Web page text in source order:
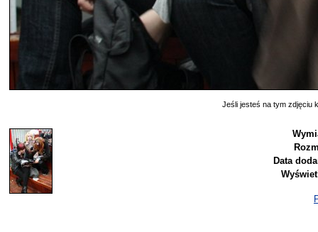
Jeśli jesteś na tym zdjęciu
Data